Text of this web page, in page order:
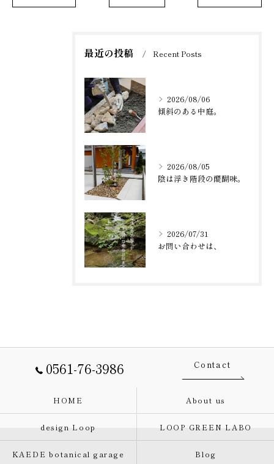
最近の投稿 Recent Posts
2026/08/06
傾斜のある中庭。
2026/08/05
陰は浮き階段の醍醐味。
2026/07/31
お問い合わせは、
0561-76-3986 Contact
HOME About us
design Loop LOOP GREEN LABO
KAEDE botanical garage Blog